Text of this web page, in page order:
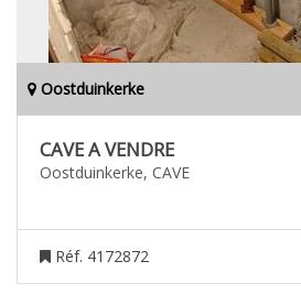
Oostduinkerke
CAVE A VENDRE
Oostduinkerke, CAVE
Réf. 4172872